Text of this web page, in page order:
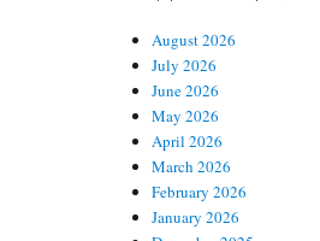
August 2026
July 2026
June 2026
May 2026
April 2026
March 2026
February 2026
January 2026